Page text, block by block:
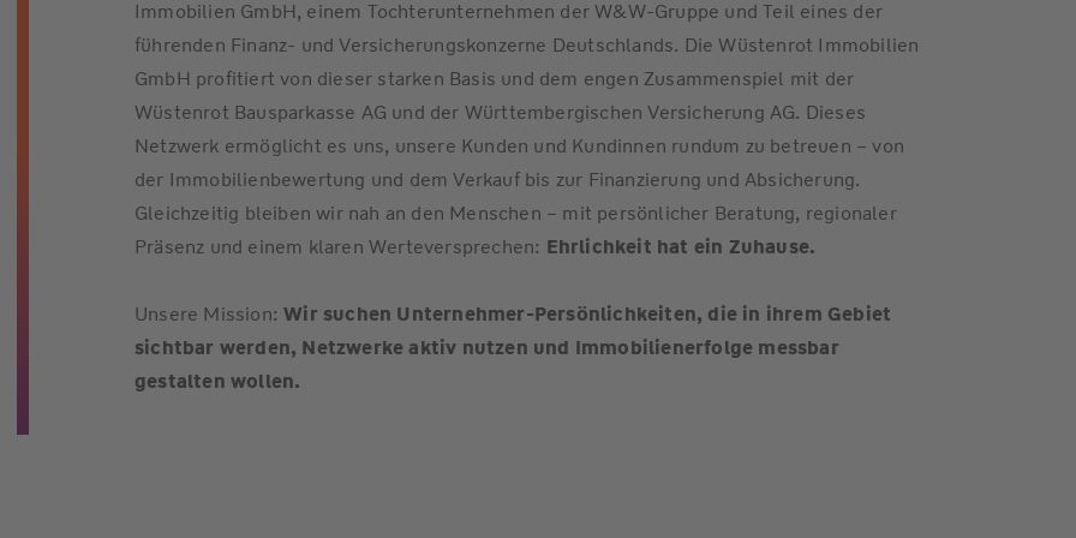
Immobilien GmbH, einem Tochterunternehmen der W&W-Gruppe und Teil eines der
führenden Finanz- und Versicherungskonzerne Deutschlands. Die Wüstenrot Immobilien
GmbH profitiert von dieser starken Basis und dem engen Zusammenspiel mit der
Wüstenrot Bausparkasse AG und der Württembergischen Versicherung AG. Dieses
Netzwerk ermöglicht es uns, unsere Kunden und Kundinnen rundum zu betreuen – von
der Immobilienbewertung und dem Verkauf bis zur Finanzierung und Absicherung.
Gleichzeitig bleiben wir nah an den Menschen – mit persönlicher Beratung, regionaler
Präsenz und einem klaren Werteversprechen: Ehrlichkeit hat ein Zuhause.
Unsere Mission:Wir suchen Unternehmer-Persönlichkeiten, die in ihrem Gebiet
sichtbar werden, Netzwerke aktiv nutzen und Immobilienerfolge messbar
gestalten wollen.